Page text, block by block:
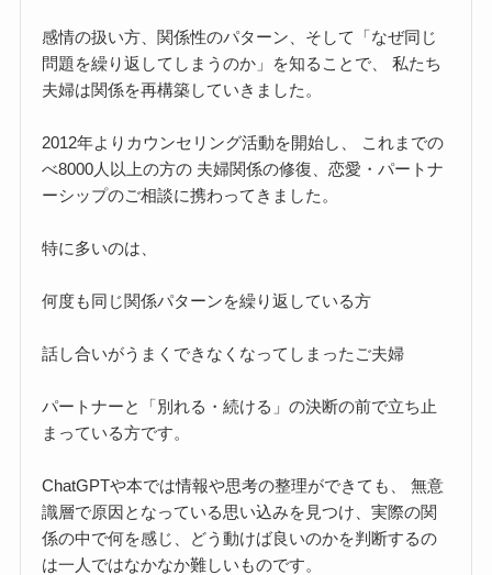
感情の扱い方、関係性のパターン、そして「なぜ同じ
問題を繰り返してしまうのか」を知ることで、 私たち
夫婦は関係を再構築していきました。
2012年よりカウンセリング活動を開始し、 これまでの
べ8000人以上の方の 夫婦関係の修復、恋愛・パートナ
ーシップのご相談に携わってきました。
特に多いのは、
何度も同じ関係パターンを繰り返している方
話し合いがうまくできなくなってしまったご夫婦
パートナーと「別れる・続ける」の決断の前で立ち止
まっている方です。
ChatGPTや本では情報や思考の整理ができても、 無意
識層で原因となっている思い込みを見つけ、実際の関
係の中で何を感じ、どう動けば良いのかを判断するの
は一人ではなかなか難しいものです。